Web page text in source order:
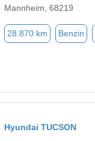
Mannheim, 68219
28.870 km Benzin
Hyundai TUCSON